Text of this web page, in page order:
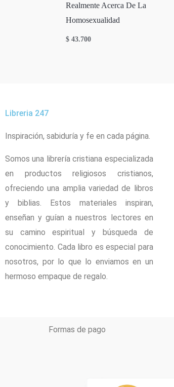
Realmente Acerca De La
Homosexualidad
$ 43.700
Libreria 247
Inspiración, sabiduría y fe en cada página.
Somos una librería cristiana especializada
en productos religiosos cristianos,
ofreciendo una amplia variedad de libros
y biblias. Estos materiales inspiran,
enseñan y guían a nuestros lectores en
su camino espiritual y búsqueda de
conocimiento. Cada libro es especial para
nosotros, por lo que lo enviamos en un
hermoso empaque de regalo.
Formas de pago